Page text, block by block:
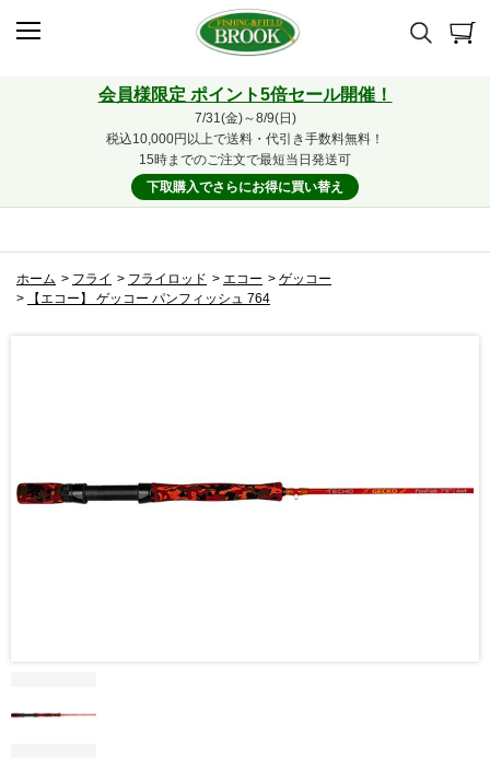
会員様限定 ポイント5倍セール開催！
7/31(金)～8/9(日)
税込10,000円以上で送料・代引き手数料無料！
15時までのご注文で最短当日発送可
下取購入でさらにお得に買い替え
ホーム > フライ > フライロッド > エコー > ゲッコー
>
【エコー】 ゲッコー パンフィッシュ 764